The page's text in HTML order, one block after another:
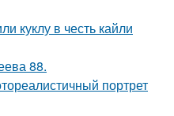
куклу в честь кайли
88.
портрет